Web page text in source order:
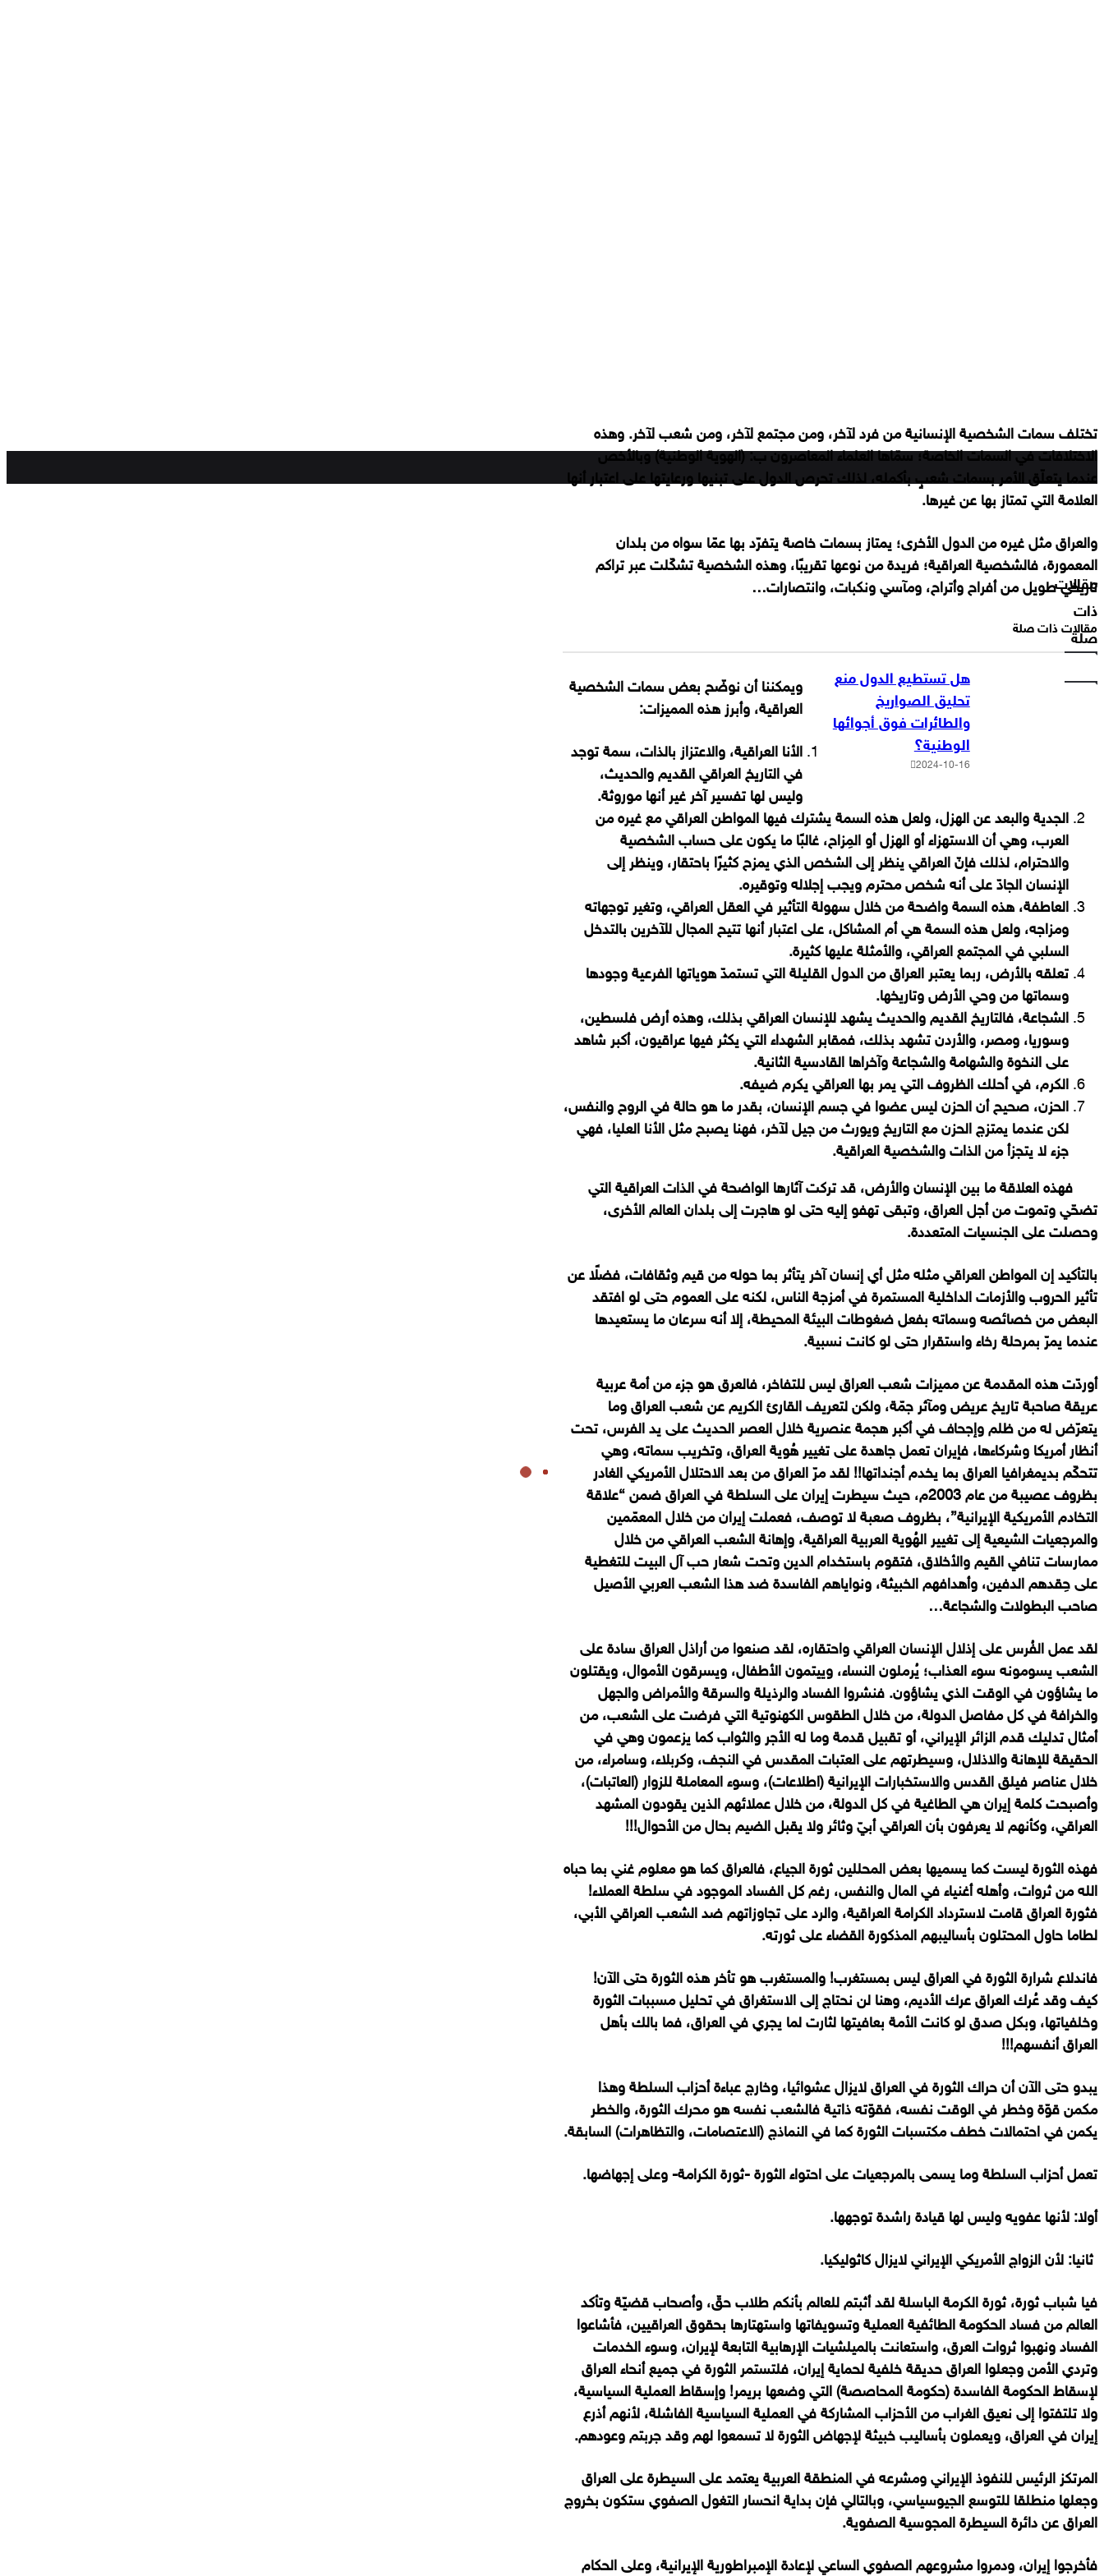
تختلف سمات الشخصية الإنسانية من فرد لآخر، ومن مجتمع لآخر، ومن شعب لآخر. وهذه
الاختلافات في السمات الخاصة؛ سمّاها العلماء المعاصرون ب: (الهوية الوطنية) وبالأخص
عندما يتعلّق الأمر بسمات شعبٍ بأكمله، لذلك تحرص الدول على تبنيها ورعايتها على اعتبار أنها
العلامة التي تمتاز بها عن غيرها.
والعراق مثل غيره من الدول الأخرى؛ يمتاز بسمات خاصة يتفرّد بها عمّا سواه من بلدان
المعمورة، فالشخصية العراقية؛ فريدة من نوعها تقريبًا، وهذه الشخصية تشكّلت عبر تراكم
تاريخي طويل من أفراح وأتراح، ومآسي ونكبات، وانتصارات…
مقالات ذات صلة
هل تستطيع الدول منع
تحليق الصواريخ
والطائرات فوق أجوائها
الوطنية؟
2024-10-16
ويمكننا أن نوضّح بعض سمات الشخصية
العراقية، وأبرز هذه المميزات:
الأنا العراقية، والاعتزاز بالذات، سمة توجد
في التاريخ العراقي القديم والحديث،
وليس لها تفسير آخر غير أنها موروثة.
الجدية والبعد عن الهزل، ولعل هذه السمة يشترك فيها المواطن العراقي مع غيره من
العرب، وهي أن الاستهزاء أو الهزل أو المِزاح، غالبًا ما يكون على حساب الشخصية
والاحترام، لذلك فإنّ العراقي ينظر إلى الشخص الذي يمزح كثيرًا باحتقار، وينظر إلى
الإنسان الجادّ على أنه شخص محترم ويجب إجلاله وتوقيره.
العاطفة، هذه السمة واضحة من خلال سهولة التأثير في العقل العراقي، وتغير توجهاته
ومزاجه، ولعل هذه السمة هي أم المشاكل، على اعتبار أنها تتيح المجال للآخرين بالتدخل
السلبي في المجتمع العراقي، والأمثلة عليها كثيرة.
تعلقه بالأرض، ربما يعتبر العراق من الدول القليلة التي تستمدّ هوياتها الفرعية وجودها
وسماتها من وحي الأرض وتاريخها.
الشجاعة، فالتاريخ القديم والحديث يشهد للإنسان العراقي بذلك، وهذه أرض فلسطين،
وسوريا، ومصر، والأردن تشهد بذلك، فمقابر الشهداء التي يكثر فيها عراقيون، أكبر شاهد
على النخوة والشهامة والشجاعة وآخراها القادسية الثانية.
الكرم، في أحلك الظروف التي يمر بها العراقي يكرم ضيفه.
الحزن، صحيح أن الحزن ليس عضوا في جسم الإنسان، بقدر ما هو حالة في الروح والنفس،
لكن عندما يمتزج الحزن مع التاريخ ويورث من جيل لآخر، فهنا يصبح مثل الأنا العليا، فهي
جزء لا يتجزأ من الذات والشخصية العراقية.
فهذه العلاقة ما بين الإنسان والأرض، قد تركت آثارها الواضحة في الذات العراقية التي
تضحّي وتموت من أجل العراق، وتبقى تهفو إليه حتى لو هاجرت إلى بلدان العالم الأخرى،
وحصلت على الجنسيات المتعددة.
بالتأكيد إن المواطن العراقي مثله مثل أي إنسان آخر يتأثر بما حوله من قيم وثقافات، فضلًا عن
تأثير الحروب والأزمات الداخلية المستمرة في أمزجة الناس، لكنه على العموم حتى لو افتقد
البعض من خصائصه وسماته بفعل ضغوطات البيئة المحيطة، إلا أنه سرعان ما يستعيدها
عندما يمرّ بمرحلة رخاء واستقرار حتى لو كانت نسبية.
أوردّت هذه المقدمة عن مميزات شعب العراق ليس للتفاخر، فالعرق هو جزء من أمة عربية
عريقة صاحبة تاريخ عريض ومآثر جمّة، ولكن لتعريف القارئ الكريم عن شعب العراق وما
يتعرّض له من ظلم وإجحاف في أكبر هجمة عنصرية خلال العصر الحديث على يد الفرس، تحت
أنظار أمريكا وشركاءها، فإيران تعمل جاهدة على تغيير هُوية العراق، وتخريب سماته، وهي
تتحكّم بديمغرافيا العراق بما يخدم أجنداتها!! لقد مرّ العراق من بعد الاحتلال الأمريكي الغادر
بظروف عصيبة من عام 2003م، حيث سيطرت إيران على السلطة في العراق ضمن “علاقة
التخادم الأمريكية الإيرانية”، بظروف صعبة لا توصف، فعملت إيران من خلال المعمّمين
والمرجعيات الشيعية إلى تغيير الهُوية العربية العراقية، وإهانة الشعب العراقي من خلال
ممارسات تنافي القيم والأخلاق، فتقوم باستخدام الدين وتحت شعار حب آل البيت للتغطية
على حِقدهم الدفين، وأهدافهم الخبيثة، ونواياهم الفاسدة ضد هذا الشعب العربي الأصيل
صاحب البطولات والشجاعة…
لقد عمل الفُرس على إذلال الإنسان العراقي واحتقاره، لقد صنعوا من أراذل العراق سادة على
الشعب يسومونه سوء العذاب؛ يُرملون النساء، وييتمون الأطفال، ويسرقون الأموال، ويقتلون
ما يشاؤون في الوقت الذي يشاؤون. فنشروا الفساد والرذيلة والسرقة والأمراض والجهل
والخرافة في كل مفاصل الدولة، من خلال الطقوس الكهنوتية التي فرضت على الشعب، من
أمثال تدليك قدم الزائر الإيراني، أو تقبيل قدمة وما له الأجر والثواب كما يزعمون وهي في
الحقيقة للإهانة والاذلال، وسيطرتهم على العتبات المقدس في النجف، وكربلاء، وسامراء، من
خلال عناصر فيلق القدس والاستخبارات الإيرانية (اطلاعات)، وسوء المعاملة للزوار (العاتبات)،
وأصبحت كلمة إيران هي الطاغية في كل الدولة، من خلال عملائهم الذين يقودون المشهد
العراقي، وكأنهم لا يعرفون بأن العراقي أبيّ وثائر ولا يقبل الضيم بحال من الأحوال!!!
فهذه الثورة ليست كما يسميها بعض المحللين ثورة الجياع، فالعراق كما هو معلوم غني بما حباه
الله من ثروات، وأهله أغنياء في المال والنفس، رغم كل الفساد الموجود في سلطة العملاء!
فثورة العراق قامت لاسترداد الكرامة العراقية، والرد على تجاوزاتهم ضد الشعب العراقي الأبي،
لطاما حاول المحتلون بأساليبهم المذكورة القضاء على ثورته.
فاندلاع شرارة الثورة في العراق ليس بمستغرب! والمستغرب هو تأخر هذه الثورة حتى الآن!
كيف وقد عُرك العراق عرك الأديم، وهنا لن نحتاج إلى الاستغراق في تحليل مسببات الثورة
وخلفياتها، وبكل صدق لو كانت الأمة بعافيتها لثارت لما يجري في العراق، فما بالك بأهل
العراق أنفسهم!!!
يبدو حتى الآن أن حراك الثورة في العراق لايزال عشوائيا، وخارج عباءة أحزاب السلطة وهذا
مكمن قوّة وخطر في الوقت نفسه، فقوّته ذاتية فالشعب نفسه هو محرك الثورة، والخطر
يكمن في احتمالات خطف مكتسبات الثورة كما في النماذج (الاعتصامات، والتظاهرات) السابقة.
تعمل أحزاب السلطة وما يسمى بالمرجعيات على احتواء الثورة -ثورة الكرامة- وعلى إجهاضها.
أولا: لأنها عفويه وليس لها قيادة راشدة توجهها.
ثانيا: لأن الزواج الأمريكي الإيراني لايزال كاثوليكيا.
فيا شباب ثورة، ثورة الكرمة الباسلة لقد أثبتم للعالم بأنكم طلاب حقّ، وأصحاب قضيّة وتأكد
العالم من فساد الحكومة الطائفية العملية وتسويفاتها واستهتارها بحقوق العراقيين، فأشاعوا
الفساد ونهبوا ثروات العرق، واستعانت بالميلشيات الإرهابية التابعة لإيران، وسوء الخدمات
وتردي الأمن وجعلوا العراق حديقة خلفية لحماية إيران، فلتستمر الثورة في جميع أنحاء العراق
لإسقاط الحكومة الفاسدة (حكومة المحاصصة) التي وضعها بريمر! وإسقاط العملية السياسية،
ولا تلتفتوا إلى نعيق الغراب من الأحزاب المشاركة في العملية السياسية الفاشلة، لأنهم أذرع
إيران في العراق، ويعملون بأساليب خبيثة لإجهاض الثورة لا تسمعوا لهم وقد جربتم وعودهم.
المرتكز الرئيس للنفوذ الإيراني ومشرعه في المنطقة العربية يعتمد على السيطرة على العراق
وجعلها منطلقا للتوسع الجيوسياسي، وبالتالي فإن بداية انحسار التغول الصفوي ستكون بخروج
العراق عن دائرة السيطرة المجوسية الصفوية.
فأخرجوا إيران، ودمروا مشروعهم الصفوي الساعي لإعادة الإمبراطورية الإيرانية، وعلى الحكام
عبر
البريد
العراق
العربي
فيسبوك
‫YouTube
انستقرام
مقالات
ذات
صلة